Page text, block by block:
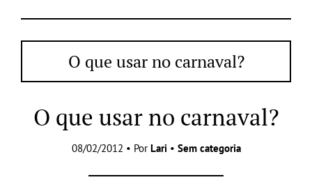
O que usar no carnaval?
O que usar no carnaval?
08/02/2012 • Por Lari • Sem categoria